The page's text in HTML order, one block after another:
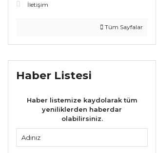
İletişim
Tüm Sayfalar
Haber Listesi
Haber listemize kaydolarak tüm
yeniliklerden haberdar
olabilirsiniz.